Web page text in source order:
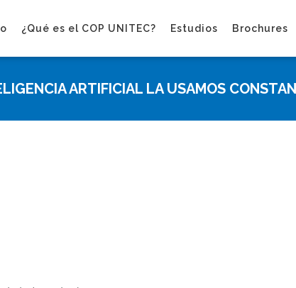
¿Qué es el COP UNITEC? Estudios Brochures
ARTIFICIAL LA USAMOS